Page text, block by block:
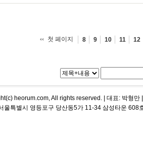
첫 페이지 8 9 10 11 12
heorum.com, All rights reserved. | 대표: 박형
울특별시 영등포구 당산동5가 11-34 삼성타운